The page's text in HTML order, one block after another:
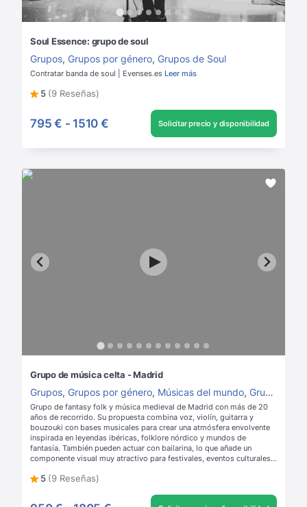
Soul Essence: grupo de soul
Grupos, Grupos por género, Grupos de Soul
Contratar banda de soul | Evenses.es Leer más
5 (9 Reseñas)
795 € - 1510 € Solicitar precio y disponibilidad
Grupo de música celta - Madrid
Grupos, Grupos por género, Músicas del mundo, Grupos de folk
Grupo de fantasy folk y música medieval de Madrid con más de 20
años de recorrido. Su propuesta combina voz, violín, guitarra y
bouzouki con bases musicales para crear una atmósfera envolvente
inspirada en leyendas ibéricas, folklore nórdico y mundos de
fantasía. También pueden actuar con bailarina, lo que añade un
componente visual muy atractivo para festivales, eventos culturales,
fantástica. Leer más
5 (9 Reseñas)